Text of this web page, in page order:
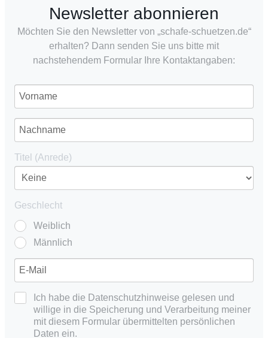
Newsletter abonnieren
Möchten Sie den Newsletter von „schafe-schuetzen.de“
erhalten? Dann senden Sie uns bitte mit
nachstehendem Formular Ihre Kontaktangaben:
Titel (Anrede)
Geschlecht
Weiblich
Männlich
Ich habe die Datenschutzhinweise gelesen und
willige in die Speicherung und Verarbeitung meiner
mit diesem Formular übermittelten persönlichen
Daten ein.